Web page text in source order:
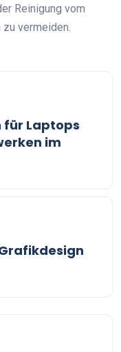
Reinigung vom
vermeiden.
Laptops
im